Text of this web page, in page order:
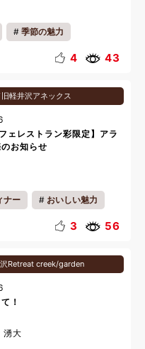
季節の魅力
リフレッシュ 4 43
旧軽井沢アネックス
ェレストラン彩限定】アラ
お知らせ
ナー おいしい魅力
ファミリー
3 56
Retreat creek/garden
！
湧大